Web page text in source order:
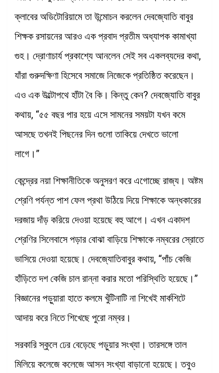
ক্লাবের অডিটোরিয়ামে তা উন্মোচন করলেন দেবজ্যোতি বাবুর
শিক্ষক রসায়নের আরও এক প্রবাদ প্রতীম অধ্যাপক কামাখ্যা
গুহ। দ্রোণাচার্য প্রকাশ্যে আনলেন সেই সব একলব্যদের কথা,
যাঁরা গুরুদক্ষিণা হিসেবে সমাজে নিজেকে প্রতিষ্ঠিত করেছেন।
এও এক উল্টোপথে হাঁটা বৈ কি। কিন্তু কেন? দেবজ্যোতি বাবুর
কথায়, “৫৫ বছর পার হয়ে এসে সামনের সময়টা যখন কমে
আসছে তখনই পিছনের দিন গুলো তাকিয়ে দেখতে ভালো
লাগে।”
কেন্দ্রের নয়া শিক্ষানীতিকে অনুসরণ করে এগোচ্ছে রাজ্য। অষ্টম
শ্রেণি পর্যন্ত পাশ ফেল প্রথা উঠিয়ে দিয়ে শিক্ষাকে অন্ধকারের
দরজায় দাঁড় করিয়ে দেওয়া হয়েছে বহু আগে। এখন একাদশ
শ্রেণির সিলেবাসে পড়ার বোঝা বাড়িয়ে শিক্ষাকে নম্বরের স্রোতে
ভাসিয়ে দেওয়া হয়েছে। দেবজ্যোতিবাবুর কথায়, “পাঁচ কেজি
হাঁড়িতে দশ কেজি চাল রান্না করার মতো পরিস্থিতি হয়েছে।”
বিজ্ঞানের পড়ুয়ারা হাতে কলমে খুঁটিনাটি না শিখেই মার্কশিটে
আদায় করে নিতে শিখেছে পুরো নম্বর।
সরকারি স্কুলে ঢের বেড়েছে পড়ুয়ার সংখ্যা। তারসঙ্গে তাল
মিলিয়ে কলেজে কলেজে আসন সংখ্যা বাড়ানো হয়েছে। তবুও